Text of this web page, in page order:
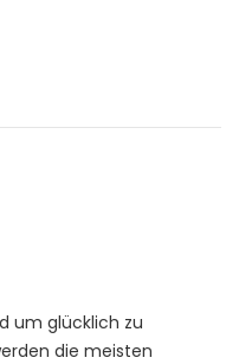
um glücklich zu
die meisten